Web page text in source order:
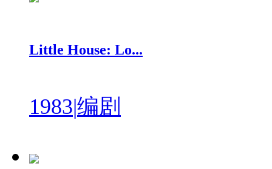
Little House: Lo...
1983|编剧